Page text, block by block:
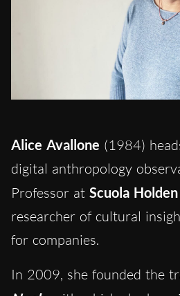
Alice Avallone (1984)
digital anthropology
Professor at Scuola Holden
researcher of cultural
for companies.
In 2009, she founded the